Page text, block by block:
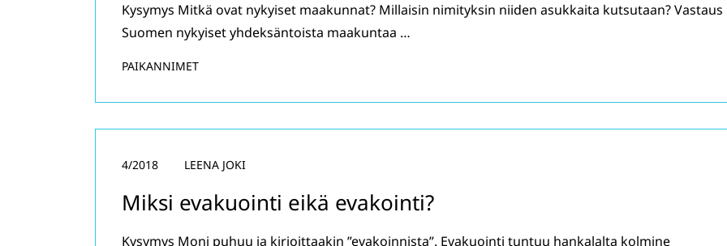
Kysymys Mitkä ovat nykyiset maakunnat? Millaisin nimityksin niiden asukkaita kutsutaan? Vastaus
Suomen nykyiset yhdeksäntoista maakuntaa …
PAIKANNIMET
Miksi evakuointi eikä evakointi?
4/2018 LEENA JOKI
Kysymys Moni puhuu ja kirjoittaakin ”evakoinnista”. Evakuointi tuntuu hankalalta kolmine